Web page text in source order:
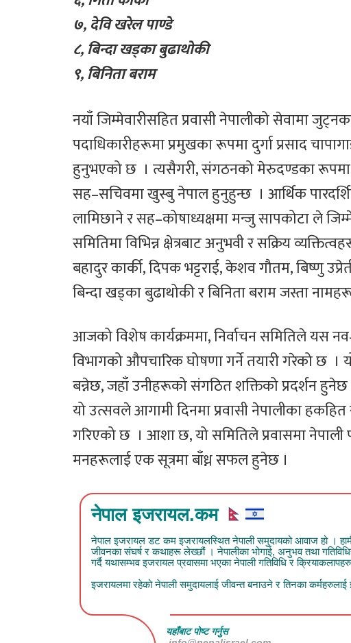
७, देवि खरेल पाण्डे
८, बिन्दा खड्का बुढाथोकी
९, बिनिता बराम
नयाँ जिम्मेवारीसहित प्रवासी नेपालीको सेवामा
पदाधिकारीहरूमा प्रमुखका रूपमा दुर्गा प्रसाद
हुनुभएको छ । त्यसैगरी, संगठनको मेरुदण्डका
सह–सचिवमा खुस्बु नेपाल हुनुहुन्छ । आर्थिक
लामिछाने र सह–कोषाध्यक्षमा मन्जु सापकोटा ले
समितिमा विभिन्न क्षेत्रबाट अनुभवी र सक्रिय
बहादुर कार्की, दिपक भट्टराई, केशव गौतम, बिष्णु
बिन्दा खड्का बुढाथोकी र बिनिता बराम जस्ता
आजको विशेष कार्यक्रममा, निर्वाचन समितिले यस
विभागको औपचारिक घोषणा गर्ने तयारी गरेको छ ।
बन्नेछ, जहाँ उनीहरूको संगठित शक्तिको प्रदर्शन
यो उत्सवले आगामी दिनमा प्रवासी नेपालीका
गरिएको छ । आशा छ, यो समितिले प्रवासमा
मनहरूलाई एक सूत्रमा बाँध्न सफल हुनेछ ।
नेपाल इजरायल.कम
नेपाल इजरायल डट कम इजरायलस्थित नेपाली समुदायको आवाज हो ।
जीवनका संघर्ष र कथाहरू लेख्छौं । नेपालीका भोगाई, अनुभव तथा
गर्दै यथासम्भव इजरायल प्रवासमा भएका नेपाली गतिविधि र
इजरायलमा रहेको नेपाली समुदायलाई जीवन्त बनाउने र तिनका
यहाँबाट पोष्ट गर्नुस